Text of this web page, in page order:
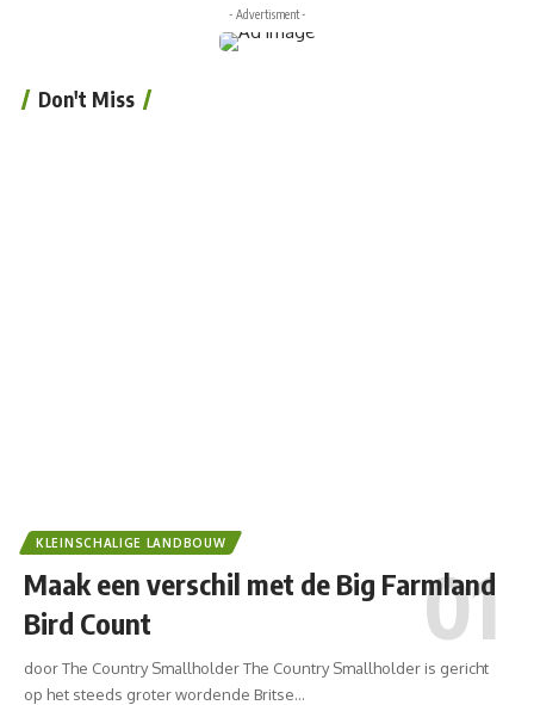
- Advertisment -
Don't Miss
KLEINSCHALIGE LANDBOUW
Maak een verschil met de Big Farmland
Bird Count
door The Country Smallholder The Country Smallholder is gericht
op het steeds groter wordende Britse…